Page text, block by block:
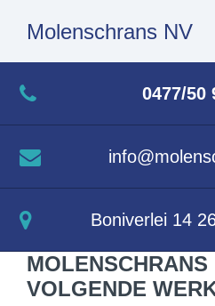
Molenschrans NV
Home
Realisaties
0477/50
Boniverlei 14
VOLGENDE